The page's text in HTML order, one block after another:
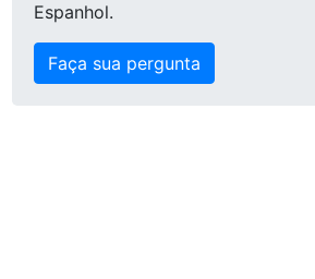
Espanhol.
Faça sua pergunta